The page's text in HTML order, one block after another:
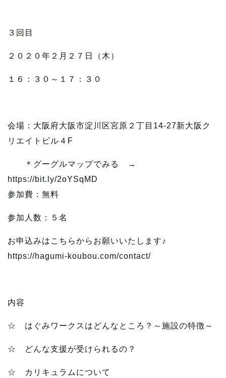
３回目
２０２０年２月２７日（木）
１６：３０～１７：３０
会場：大阪府大阪市淀川区宮原２丁目14-27新大阪ク
リエイトビル４F
＊グーグルマップでみる →
https://bit.ly/2oYSqMD
参加費：無料
参加人数：５名
お申込みはこちらからお願いいたします♪
https://hagumi-koubou.com/contact/
内容
☆ はぐみワークスはどんなところ？～施設の特徴～
☆ どんな支援が受けられるの？
☆ カリキュラムについて